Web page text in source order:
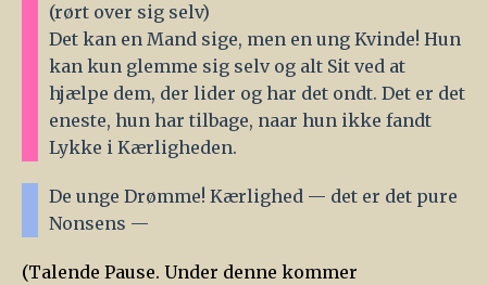
(rørt over sig selv)
Det kan en Mand sige, men en ung Kvinde! Hun
kan kun glemme sig selv og alt Sit ved at
hjælpe dem, der lider og har det ondt. Det er det
eneste, hun har tilbage, naar hun ikke fandt
Lykke i Kærligheden.
De unge Drømme! Kærlighed — det er det pure
Nonsens —
(Talende Pause. Under denne kommer